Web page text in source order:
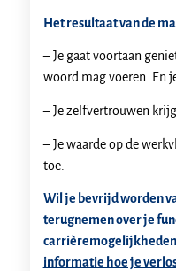
Het resultaat van de
– Je gaat voortaan
woord mag voeren. En
– Je zelfvertrouwen
– Je waarde op de
toe.
Wil je bevrijd worden
terugnemen over je
informatie hoe je